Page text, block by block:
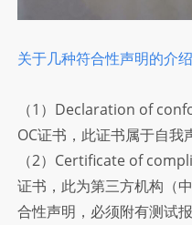
关于几种符合性声明的介
（1）Declaration of
OC证书，此证书属于自我
（2）Certificate of
证书，此为第三方机构（
合性声明，必须附有测试